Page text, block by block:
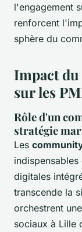
l'engagement
renforcent
sphère du
Impact
sur les
Rôle d'un
stratégie
Les
digitales
transcende la
orchestrent
sociaux à Lille